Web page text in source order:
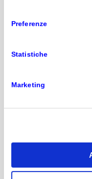
Preferenze
Statistiche
Marketing
Scopri gli agenti